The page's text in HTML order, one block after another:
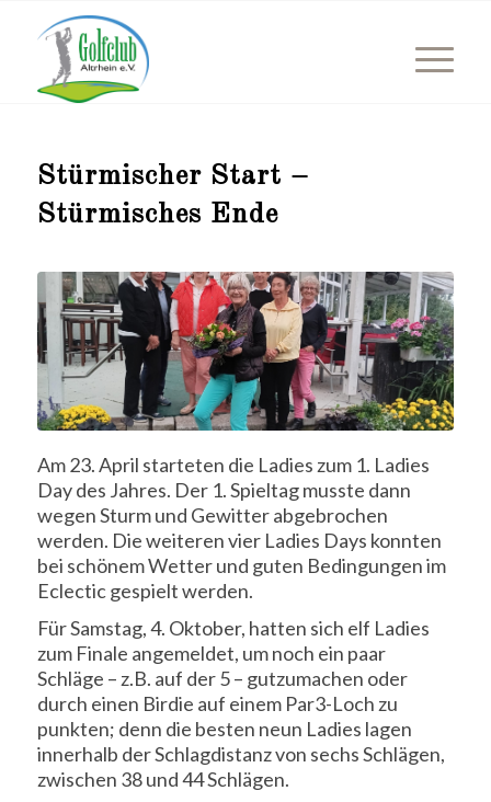
Stürmischer Start –
Stürmisches Ende
Am 23. April starteten die Ladies zum 1. Ladies
Day des Jahres. Der 1. Spieltag musste dann
wegen Sturm und Gewitter abgebrochen
werden. Die weiteren vier Ladies Days konnten
bei schönem Wetter und guten Bedingungen im
Eclectic gespielt werden.
Für Samstag, 4. Oktober, hatten sich elf Ladies
zum Finale angemeldet, um noch ein paar
Schläge – z.B. auf der 5 – gutzumachen oder
durch einen Birdie auf einem Par3-Loch zu
punkten; denn die besten neun Ladies lagen
innerhalb der Schlagdistanz von sechs Schlägen,
zwischen 38 und 44 Schlägen.